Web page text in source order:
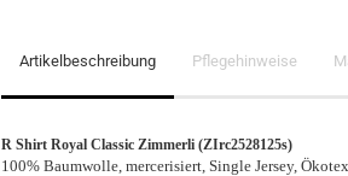
Artikelbeschreibung Pflegehinweise
R Shirt Royal Classic Zimmerli (ZIrc2528125s)
100% Baumwolle, mercerisiert, Single Jersey,